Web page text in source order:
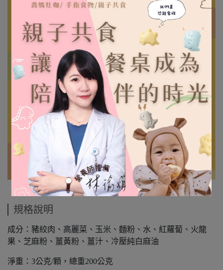
規格說明
成分：豬絞肉、高麗菜、玉米、麵粉、水、紅蘿蔔、火龍
果、芝麻粉、薑黃粉、薑汁、冷壓純白麻油
淨重：3公克/顆，總重200公克